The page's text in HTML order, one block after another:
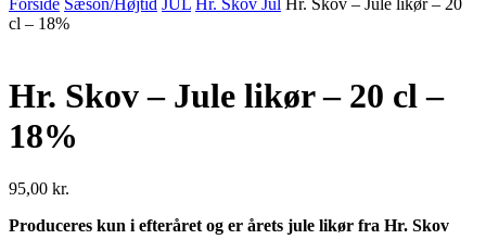
cl – 18%
Hr. Skov – Jule likør – 20 cl –
18%
95,00 kr.
Produceres kun i efteråret og er årets jule likør fra Hr. Skov